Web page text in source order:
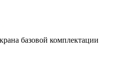
базовой комплектации